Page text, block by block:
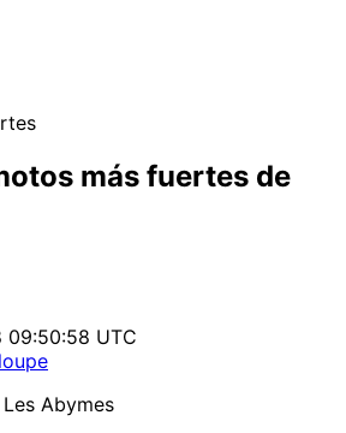
más fuertes de
09:50:58 UTC
Abymes